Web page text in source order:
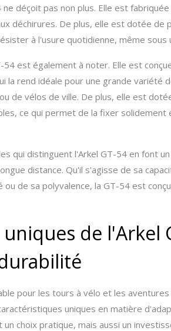
déçoit pas non plus. Elle est
déchirures. De plus, elle est dotée de
à l'usure quotidienne, même sous
54 est également à noter. Elle est
la rend idéale pour une grande variété
de vélos de ville. De plus, elle est
ce qui permet de la fixer solidement
qui distinguent l'Arkel GT-54 en font
distance. Qu'il s'agisse de sa
ou de sa polyvalence, la GT-54 est
de l'Arkel
pour les tours à vélo et les
uniques en matière
choix pratique, mais aussi un